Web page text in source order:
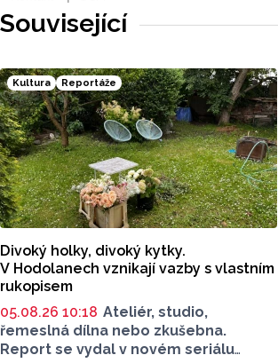
Související
Kultura Reportáže
Divoký holky, divoký kytky.
V Hodolanech vznikají vazby s vlastním
rukopisem
05.08.26 10:18 Ateliér, studio,
řemeslná dílna nebo zkušebna.
Report se vydal v novém seriálu